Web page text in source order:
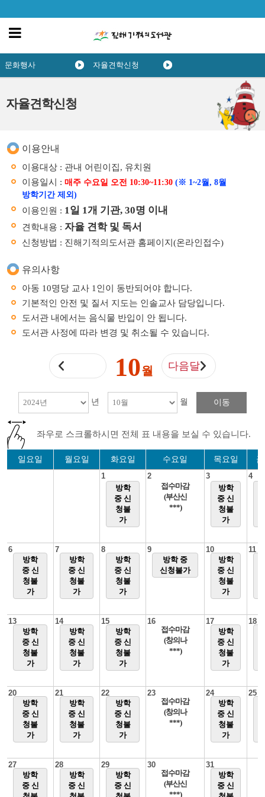
자율견학신청
문화행사 자율견학신청
이용안내
이용대상 : 관내 어린이집, 유치원
이용일시 : 매주 수요일 오전 10:30~11:30 (※ 1~2월, 8월
방학기간 제외)
이용인원 : 1일 1개 기관, 30명 이내
견학내용 : 자율 견학 및 독서
신청방법 : 진해기적의도서관 홈페이지(온라인접수)
유의사항
아동 10명당 교사 1인이 동반되어야 합니다.
기본적인 안전 및 질서 지도는 인솔교사 담당입니다.
도서관 내에서는 음식물 반입이 안 됩니다.
도서관 사정에 따라 변경 및 취소될 수 있습니다.
10월 다음달
년 월 이동
좌우로 스크롤하시면 전체 표 내용을 보실 수 있습니다.
일요일 월요일 화요일 수요일 목요일
1
방학
중 신
청불
가
2
접수마감
(부산신
***)
3
방학
중 신
청불
가
4
6
방학
중 신
청불
가
7
방학
중 신
청불
가
8
방학
중 신
청불
가
9
방학 중
신청불가
10
방학
중 신
청불
가
11
13
방학
중 신
청불
가
14
방학
중 신
청불
가
15
방학
중 신
청불
가
16
접수마감
(창의나
***)
17
방학
중 신
청불
가
18
20
방학
중 신
청불
가
21
방학
중 신
청불
가
22
방학
중 신
청불
가
23
접수마감
(창의나
***)
24
방학
중 신
청불
가
25
27
방학
중 신
28
방학
중 신
29
방학
중 신
30
접수마감
(부산신
***)
31
방학
중 신